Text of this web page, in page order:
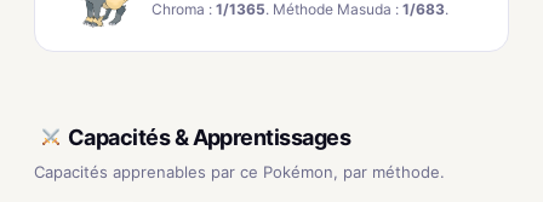
Chroma : 1/1365. Méthode Masuda : 1/683.
Capacités & Apprentissages
Capacités apprenables par ce Pokémon, par méthode.